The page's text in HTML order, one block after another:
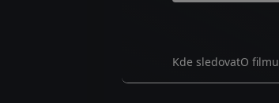
Kde sledovatO filmu